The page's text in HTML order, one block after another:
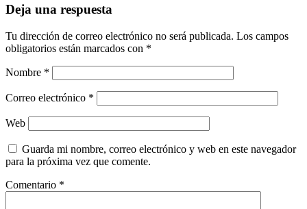
Deja una respuesta
Tu dirección de correo electrónico no será publicada. Los campos
obligatorios están marcados con *
Nombre *
Correo electrónico *
Web
Guarda mi nombre, correo electrónico y web en este navegador
para la próxima vez que comente.
Comentario *